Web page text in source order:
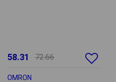
58.31 72.66
OMRON